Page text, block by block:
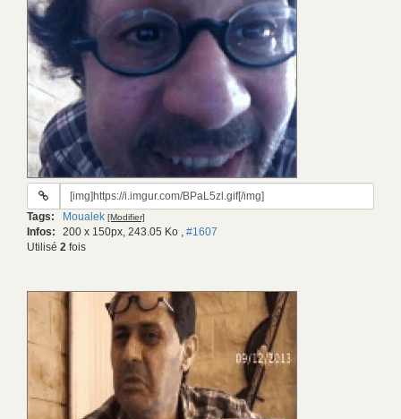
URL
gif:
Tags: Moualek [Modifier]
Infos: 200 x 150px, 243.05 Ko , #1607
Utilisé 2 fois